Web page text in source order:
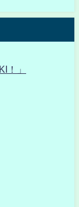
！」